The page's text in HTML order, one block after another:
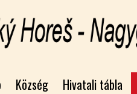
Község Hivatali tábla